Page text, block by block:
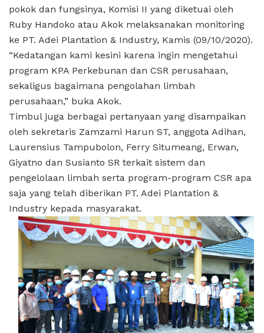
pokok dan fungsinya, Komisi II yang diketuai oleh
Ruby Handoko atau Akok melaksanakan monitoring
ke PT. Adei Plantation & Industry, Kamis (09/10/2020).
“Kedatangan kami kesini karena ingin mengetahui
program KPA Perkebunan dan CSR perusahaan,
sekaligus bagaimana pengolahan limbah
perusahaan,” buka Akok.
Timbul juga berbagai pertanyaan yang disampaikan
oleh sekretaris Zamzami Harun ST, anggota Adihan,
Laurensius Tampubolon, Ferry Situmeang, Erwan,
Giyatno dan Susianto SR terkait sistem dan
pengelolaan limbah serta program-program CSR apa
saja yang telah diberikan PT. Adei Plantation &
Industry kepada masyarakat.